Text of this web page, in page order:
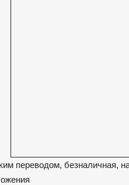
переводом, безналичная,